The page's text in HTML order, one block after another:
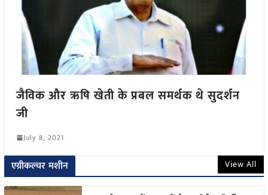
जैविक और ऋषि खेती के प्रबल समर्थक थे सुदर्शन
जी
July 8, 2021
एग्रीकल्चर मशीन View All